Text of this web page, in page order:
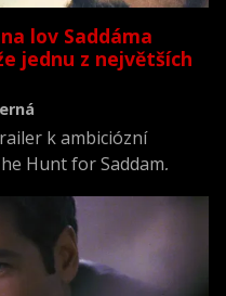
lov Saddáma
jednu z největších
k ambiciózní
Hunt for Saddam,